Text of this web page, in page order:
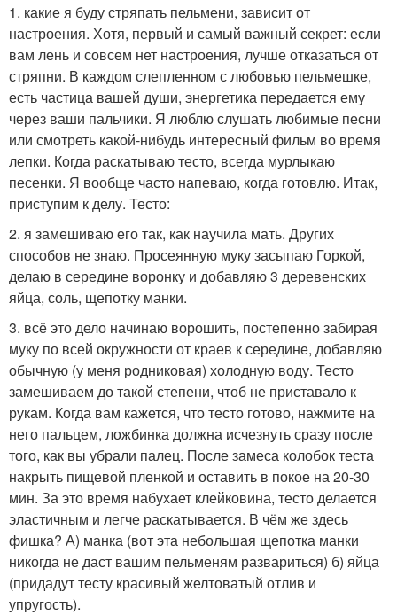
1. какие я буду стряпать пельмени, зависит от
настроения. Хотя, первый и самый важный секрет: если
вам лень и совсем нет настроения, лучше отказаться от
стряпни. В каждом слепленном с любовью пельмешке,
есть частица вашей души, энергетика передается ему
через ваши пальчики. Я люблю слушать любимые песни
или смотреть какой-нибудь интересный фильм во время
лепки. Когда раскатываю тесто, всегда мурлыкаю
песенки. Я вообще часто напеваю, когда готовлю. Итак,
приступим к делу. Тесто:
2. я замешиваю его так, как научила мать. Других
способов не знаю. Просеянную муку засыпаю Горкой,
делаю в середине воронку и добавляю 3 деревенских
яйца, соль, щепотку манки.
3. всё это дело начинаю ворошить, постепенно забирая
муку по всей окружности от краев к середине, добавляю
обычную (у меня родниковая) холодную воду. Тесто
замешиваем до такой степени, чтоб не приставало к
рукам. Когда вам кажется, что тесто готово, нажмите на
него пальцем, ложбинка должна исчезнуть сразу после
того, как вы убрали палец. После замеса колобок теста
накрыть пищевой пленкой и оставить в покое на 20-30
мин. За это время набухает клейковина, тесто делается
эластичным и легче раскатывается. В чём же здесь
фишка? А) манка (вот эта небольшая щепотка манки
никогда не даст вашим пельменям развариться) б) яйца
(придадут тесту красивый желтоватый отлив и
упругость).